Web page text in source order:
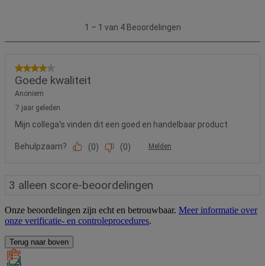
Onze beoordelingen zijn echt en betrouwbaar. Meer informatie over
onze verificatie- en controleprocedures.
Terug naar boven